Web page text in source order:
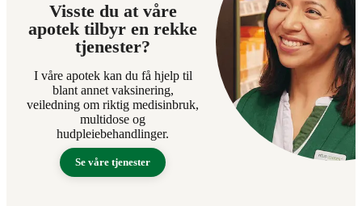
Visste du at våre
apotek tilbyr en rekke
tjenester?
I våre apotek kan du få hjelp til
blant annet vaksinering,
veiledning om riktig medisinbruk,
multidose og
hudpleiebehandlinger.
Se våre tjenester